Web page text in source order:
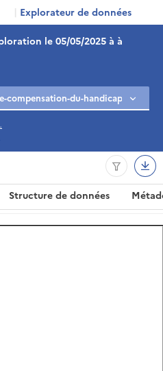
| Explorateur de données
le 05/05/2025 à à
Structure de données